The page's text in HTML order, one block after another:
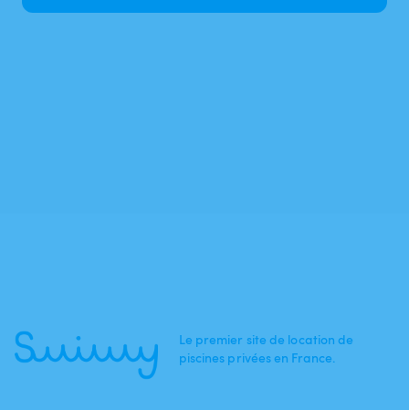
Le premier site de location de
piscines privées en France.